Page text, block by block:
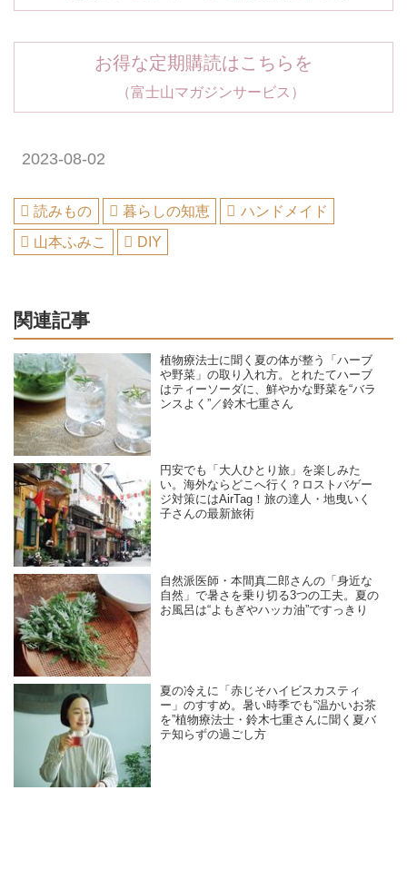
お得な定期購読はこちらを
（富士山マガジンサービス）
2023-08-02
読みもの 暮らしの知恵
ハンドメイド
山本ふみこ
DIY
関連記事
植物療法士に聞く夏の体が整う「ハーブ
や野菜」の取り入れ方。とれたてハーブ
はティーソーダに、鮮やかな野菜を“バラ
ンスよく”／鈴木七重さん
円安でも「大人ひとり旅」を楽しみた
い。海外ならどこへ行く？ロストバゲー
ジ対策にはAirTag！旅の達人・地曳いく
子さんの最新旅術
自然派医師・本間真二郎さんの「身近な
自然」で暑さを乗り切る3つの工夫。夏の
お風呂は“よもぎやハッカ油”ですっきり
夏の冷えに「赤じそハイビスカスティ
ー」のすすめ。暑い時季でも“温かいお茶
を”植物療法士・鈴木七重さんに聞く夏バ
テ知らずの過ごし方